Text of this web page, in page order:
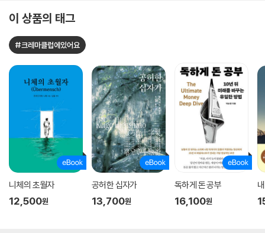
이 상품의 태그
#크레마클럽에있어요
니체의 초월자
12,500원
공허한 십자가
13,700원
독하게 돈 공부
16,100원